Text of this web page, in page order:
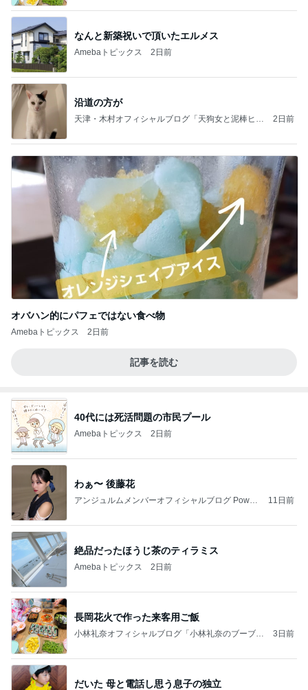
なんと新築祝いで頂いたエルメス
Amebaトピックス 2日前
沿道の方が
天津・木村オフィシャルブログ「天狗女と泥棒ヒゲ
2日前
オバハン的にパフェではない食べ物
Amebaトピックス 2日前
記事を読む
40代には死活問題の市民プール
Amebaトピックス 2日前
わぁ〜 後藤花
アンジュルムメンバーオフィシャルブログ Power
11日前
絶品だったほうじ茶のティラミス
Amebaトピックス 2日前
長岡花火で作った来客用ご飯
小林礼奈オフィシャルブログ「小林礼奈のブーブー
3日前
だいた 母と電話し思う息子の独立